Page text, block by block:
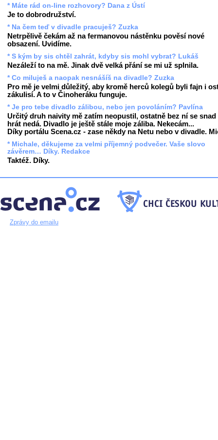
* Máte rád on-line rozhovory? Dana z Ústí
Je to dobrodružství.
* Na čem teď v divadle pracuješ? Zuzka
Netrpělivě čekám až na fermanovou nástěnku pověsí nové
obsazení. Uvidíme.
* S kým by sis chtěl zahrát, kdyby sis mohl vybrat? Lukáš
Nezáleží to na mě. Jinak dvě velká přání se mi už splnila.
* Co miluješ a naopak nesnášíš na divadle? Zuzka
Pro mě je velmi důležitý, aby kromě herců kolegů byli fajn i
zákulisí. A to v Činoheráku funguje.
* Je pro tebe divadlo zálibou, nebo jen povoláním? Pavlína
Určitý druh naivity mě zatím neopustil, ostatně bez ní se snad
hrát nedá. Divadlo je ještě stále moje záliba. Nekecám...
Díky portálu Scena.cz - zase někdy na Netu nebo v divadle.
* Michale, děkujeme za velmi příjemný podvečer. Vaše slovo
závěrem… Díky. Redakce
Taktéž. Díky.
Zprávy do emailu